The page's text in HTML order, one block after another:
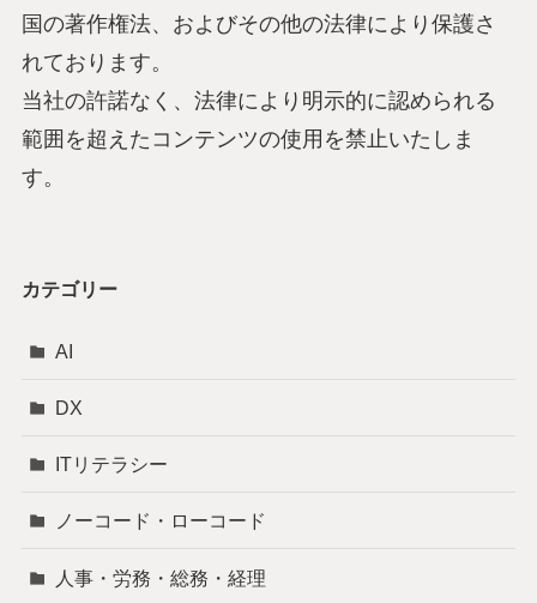
国の著作権法、およびその他の法律により保護さ
れております。
当社の許諾なく、法律により明示的に認められる
範囲を超えたコンテンツの使用を禁止いたしま
す。
カテゴリー
AI
DX
ITリテラシー
ノーコード・ローコード
人事・労務・総務・経理